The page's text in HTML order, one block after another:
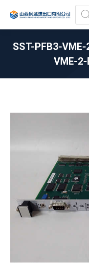
SST-PFB3-
VME-